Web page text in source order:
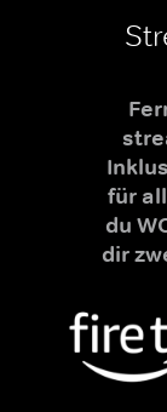
für
du
dir